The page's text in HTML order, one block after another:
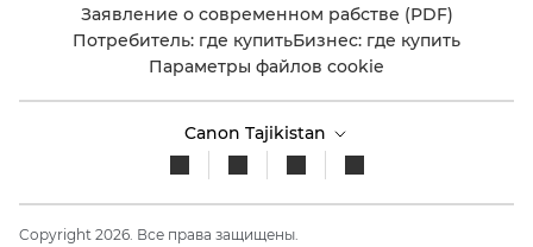
Заявление о современном рабстве (PDF)
Потребитель: где купитьБизнес: где купить
Параметры файлов cookie
Canon Tajikistan
Copyright 2026. Все права защищены.